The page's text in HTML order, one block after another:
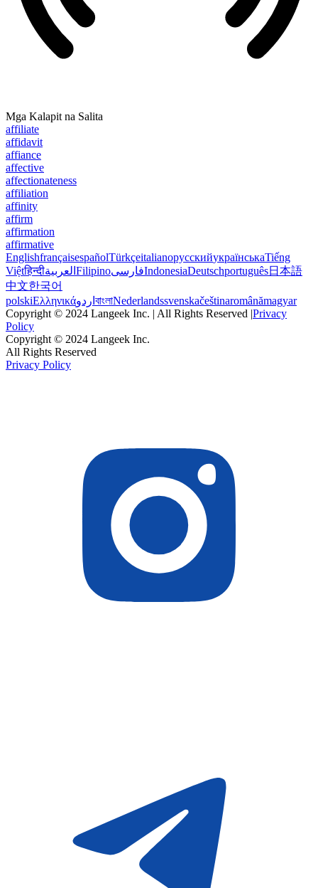
Mga Kalapit na Salita
affiliate
affidavit
affiance
affective
affectionateness
affiliation
affinity
affirm
affirmation
affirmative
EnglishfrançaisespañolTürkçeitalianoрусскийукраїнськаTiếng
Việtहिन्दीالعربية FilipinoفارسیIndonesiaDeutschportuguês日本語
中文한국어
polskiΕλληνικάاردو বাংলাNederlandssvenskačeštinaromânămagyar
Copyright © 2024 Langeek Inc. | All Rights Reserved |Privacy
Policy
Copyright © 2024 Langeek Inc.
All Rights Reserved
Privacy Policy